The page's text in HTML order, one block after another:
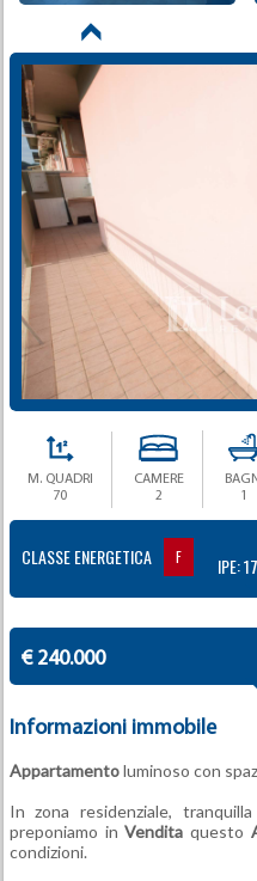
M. QUADRI
70
CAMERE
2
BAGNI
1
CLASSE ENERGETICA F IPE:
€ 240.000
Informazioni immobile
Appartamentoluminoso con
In zona residenziale,
preponiamo inVendita questo
condizioni.